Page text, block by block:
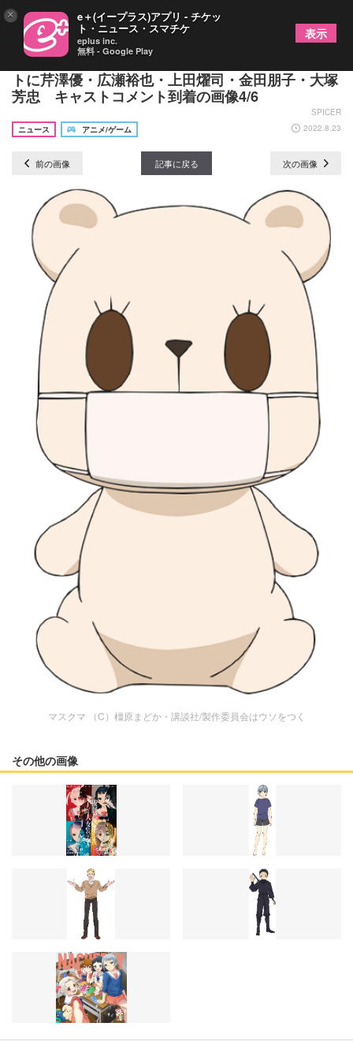
TVアニメ『4 人はそれぞれウソをつく』追加キャス
トに芹澤優・広瀬裕也・上田燿司・金田朋子・大塚
芳忠 キャストコメント到着の画像4/6
SPICER
ニュース
アニメ/ゲーム 2022.8.23
前の画像 記事に戻る 次の画像
マスクマ （C）橿原まどか・講談社/製作委員会はウソをつく
その他の画像
× e＋(イープラス)アプリ - チケッ
ト・ニュース・スマチケ
eplus inc.
無料 - Google Play
表示